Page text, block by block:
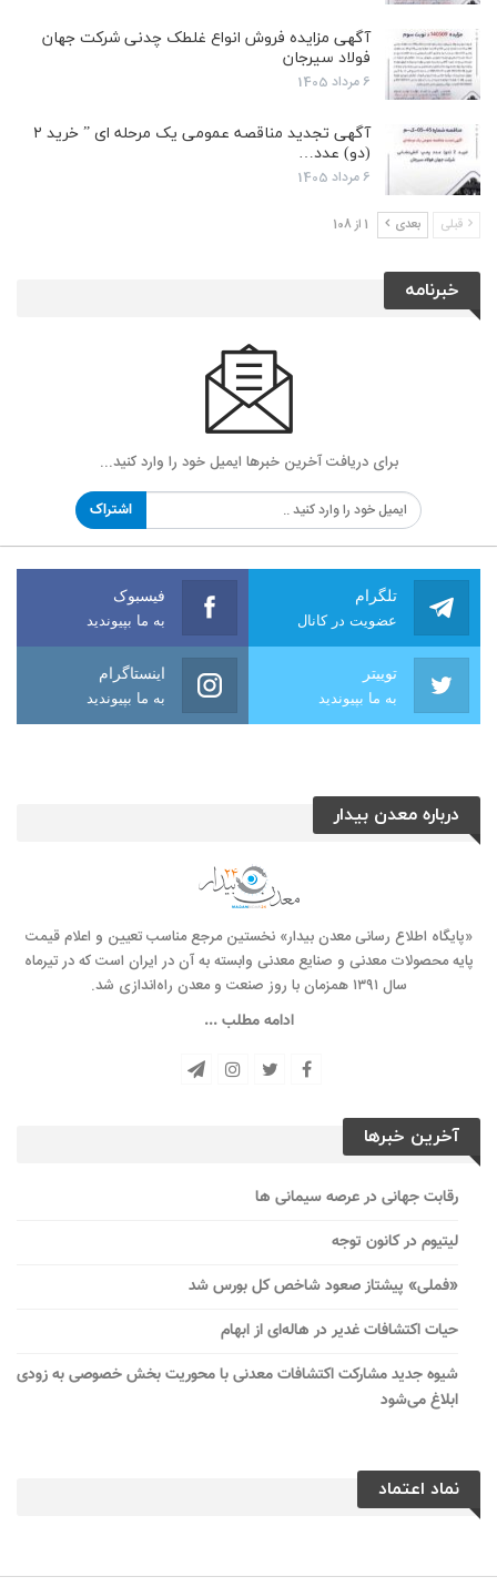
آگهی مزایده فروش انواع غلطک چدنی شرکت جهان
فولاد سیرجان
6 مرداد 1405
آگهی تجدید مناقصه عمومی یک مرحله ای ” خرید ۲
(دو) عدد…
6 مرداد 1405
قبلی بعدی 1 از 108
خبرنامه
برای دریافت آخرین خبرها ایمیل خود را وارد کنید...
اشتراک
تلگرام
عضویت در کانال
فیسبوک
به ما بپیوندید
توییتر
به ما بپیوندید
اینستاگرام
به ما بپیوندید
درباره معدن بیدار
«پایگاه اطلاع رسانی معدن بیدار» نخستین مرجع مناسب تعیین و اعلام قیمت
پایه محصولات معدنی و صنایع معدنی وابسته به آن در ایران است که در تیرماه
سال ۱۳۹۱ همزمان با روز صنعت و معدن راه‌‌اندازی شد.
ادامه مطلب ...
آخرین خبرها
رقابت جهانی در عرصه سیمانی ها
لیتیوم در کانون توجه
«فملی» پیشتاز صعود شاخص کل بورس شد
حیات اکتشافات غدیر در هاله‌ای از ابهام
شیوه جدید مشارکت اکتشافات معدنی با محوریت بخش خصوصی به زودی
ابلاغ می‌شود
نماد اعتماد